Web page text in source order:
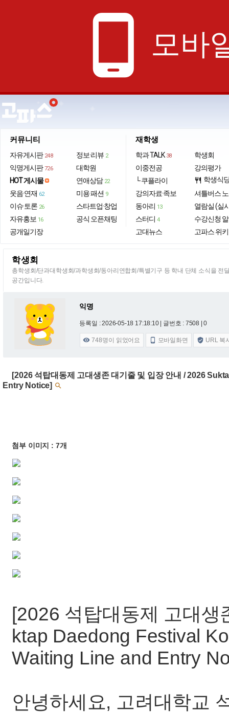
phone_android 모바
커뮤니티
자유게시판 248
익명게시판 726
HOT 게시물
웃음·연재 62
이슈·토론 26
자유홍보 16
공개일기장
정보·리뷰 2
대학원
연애상담 22
미용·패션 9
스타트업·창업
공식 오픈채팅
재학생
학과 TALK 38
이중전공
└ 쿠플라이
강의자료·족보
동아리 13
스터디 4
고대뉴스
학생회
강의평가
restaurant 학생식
셔틀버스
열람실 (실
수강신청
고파스 위키
학생회
총학생회/단과대학생회/과학생회/동아리연합회/특별기구 등 학내 단체 소식을 전
공간입니다.
익명
등록일 : 2026-05-18 17:18:10 | 글번호 : 7508 | 0
 748명이 읽었어요  모바일화면  URL 복
[2026 석탑대동제 고대생존 대기줄 및 입장 안내 / 2026
Entry Notice] 
첨부 이미지 : 7개
[2026 석탑대동제 고대
ktap Daedong Festival
Waiting Line and Entry
안녕하세요, 고려대학교